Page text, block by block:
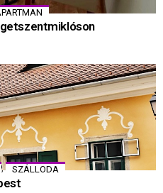
, SZÁLLODA